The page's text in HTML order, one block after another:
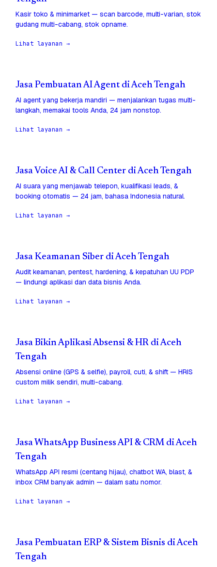
Kasir toko & minimarket — scan barcode, multi-varian, stok
gudang multi-cabang, stok opname.
Lihat layanan →
Jasa Pembuatan AI Agent di Aceh Tengah
AI agent yang bekerja mandiri — menjalankan tugas multi-
langkah, memakai tools Anda, 24 jam nonstop.
Lihat layanan →
Jasa Voice AI & Call Center di Aceh Tengah
AI suara yang menjawab telepon, kualifikasi leads, &
booking otomatis — 24 jam, bahasa Indonesia natural.
Lihat layanan →
Jasa Keamanan Siber di Aceh Tengah
Audit keamanan, pentest, hardening, & kepatuhan UU PDP
— lindungi aplikasi dan data bisnis Anda.
Lihat layanan →
Jasa Bikin Aplikasi Absensi & HR di Aceh
Tengah
Absensi online (GPS & selfie), payroll, cuti, & shift — HRIS
custom milik sendiri, multi-cabang.
Lihat layanan →
Jasa WhatsApp Business API & CRM di Aceh
Tengah
WhatsApp API resmi (centang hijau), chatbot WA, blast, &
inbox CRM banyak admin — dalam satu nomor.
Lihat layanan →
Jasa Pembuatan ERP & Sistem Bisnis di Aceh
Tengah